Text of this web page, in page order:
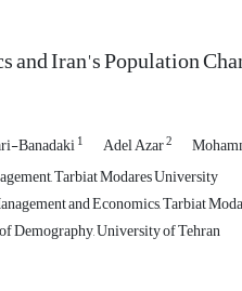
and Iran's Population
Banadaki1 Adel Azar2
Tarbiat Modares University
and Economics, Tarbiat
Demography, University of Tehran